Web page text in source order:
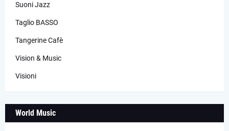
Suoni Jazz
Taglio BASSO
Tangerine Cafè
Vision & Music
Visioni
World Music